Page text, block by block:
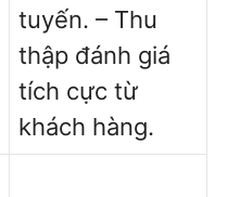
tuyến. – Thu
thập đánh giá
tích cực từ
khách hàng.